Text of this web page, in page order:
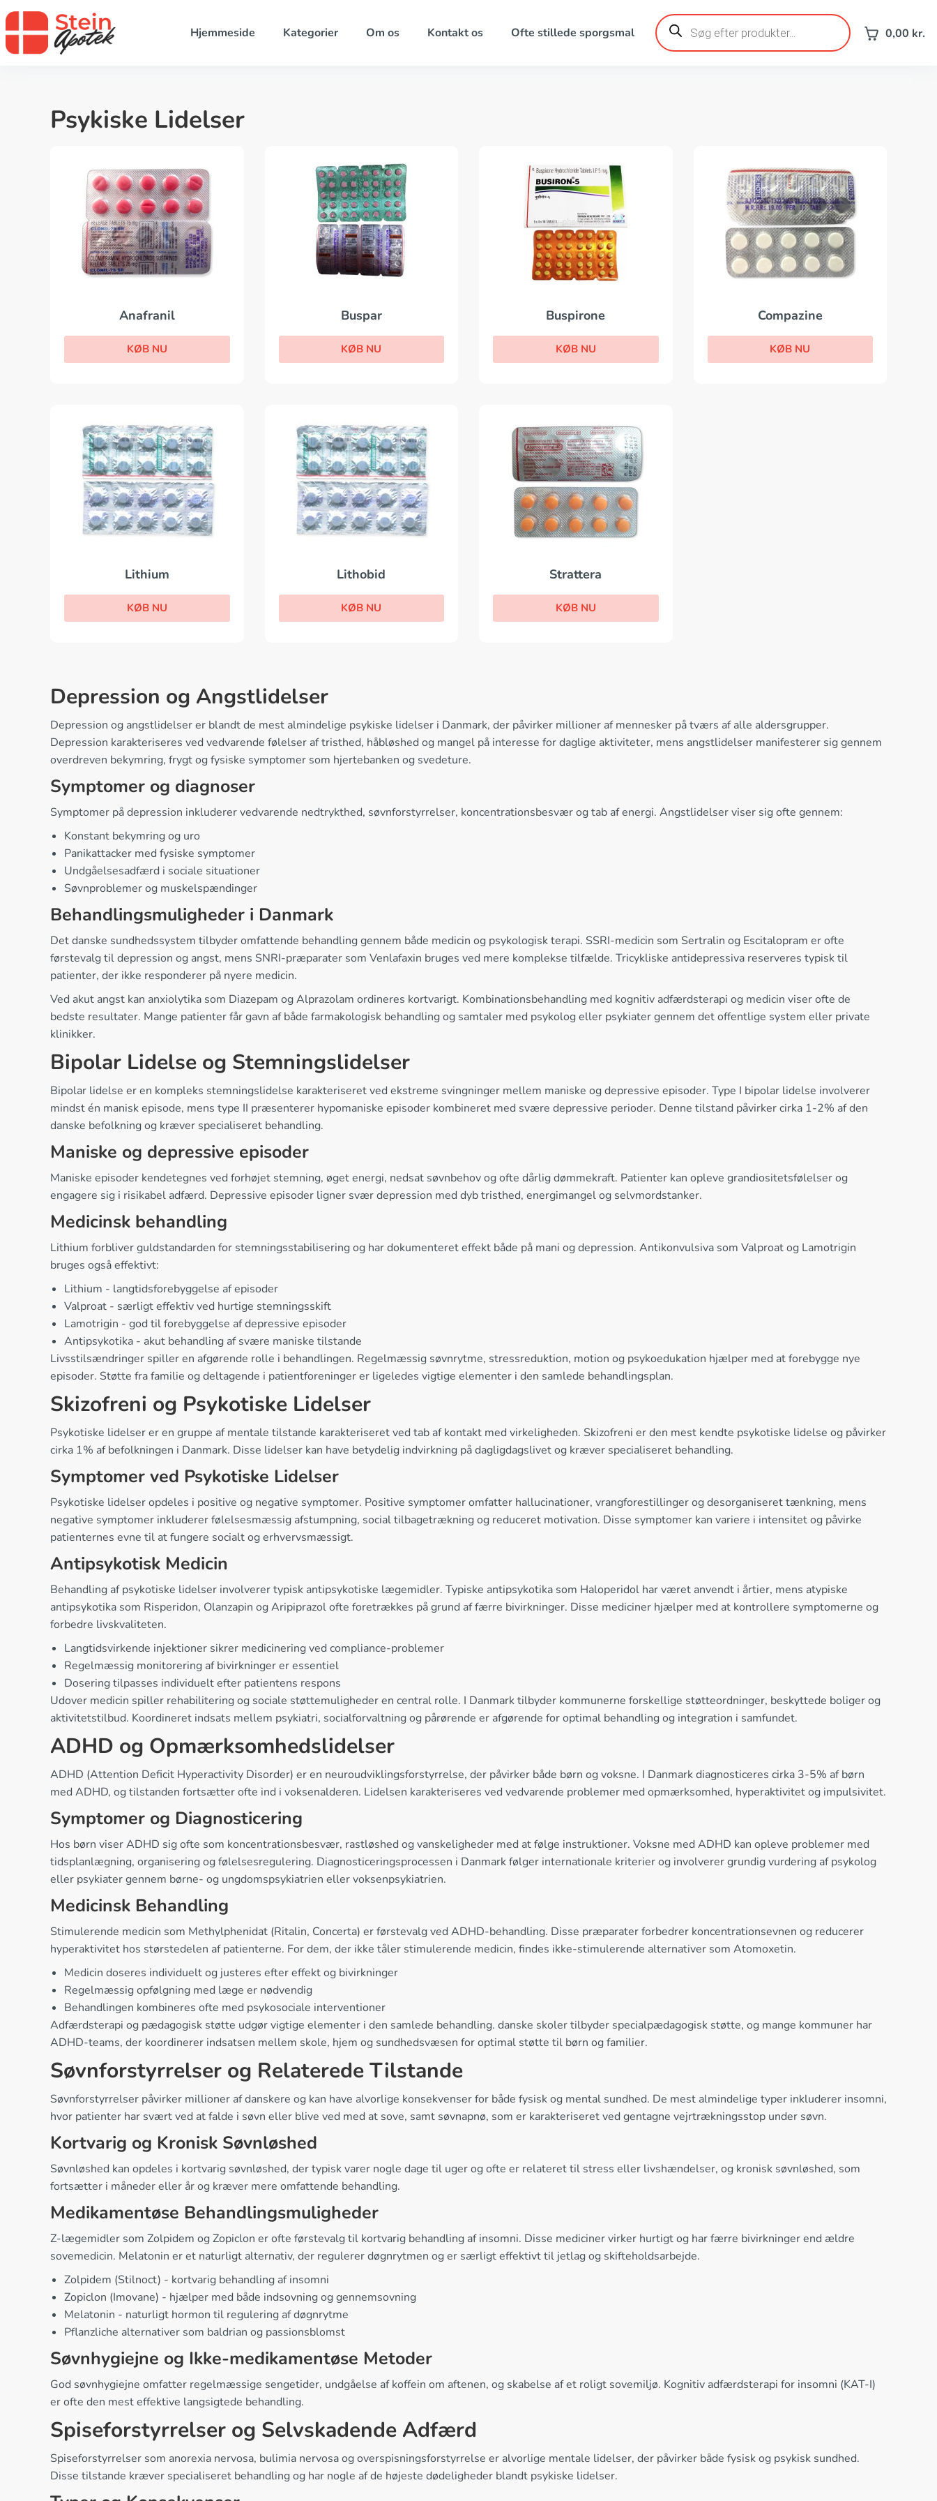
Hjemmeside Kategorier Om os Kontakt os Ofte stillede sporgsmal
Products
search 0,00 kr.
Psykiske Lidelser
Anafranil
KØB NU
Buspar
KØB NU
Buspirone
KØB NU
Compazine
KØB NU
Lithium
KØB NU
Lithobid
KØB NU
Strattera
KØB NU
Depression og Angstlidelser
Depression og angstlidelser er blandt de mest almindelige psykiske lidelser i Danmark, der påvirker millioner af mennesker på tværs af alle aldersgrupper.
Depression karakteriseres ved vedvarende følelser af tristhed, håbløshed og mangel på interesse for daglige aktiviteter, mens angstlidelser manifesterer sig gennem
overdreven bekymring, frygt og fysiske symptomer som hjertebanken og svedeture.
Symptomer og diagnoser
Symptomer på depression inkluderer vedvarende nedtrykthed, søvnforstyrrelser, koncentrationsbesvær og tab af energi. Angstlidelser viser sig ofte gennem:
Konstant bekymring og uro
Panikattacker med fysiske symptomer
Undgåelsesadfærd i sociale situationer
Søvnproblemer og muskelspændinger
Behandlingsmuligheder i Danmark
Det danske sundhedssystem tilbyder omfattende behandling gennem både medicin og psykologisk terapi. SSRI-medicin som Sertralin og Escitalopram er ofte
førstevalg til depression og angst, mens SNRI-præparater som Venlafaxin bruges ved mere komplekse tilfælde. Tricykliske antidepressiva reserveres typisk til
patienter, der ikke responderer på nyere medicin.
Ved akut angst kan anxiolytika som Diazepam og Alprazolam ordineres kortvarigt. Kombinationsbehandling med kognitiv adfærdsterapi og medicin viser ofte de
bedste resultater. Mange patienter får gavn af både farmakologisk behandling og samtaler med psykolog eller psykiater gennem det offentlige system eller private
klinikker.
Bipolar Lidelse og Stemningslidelser
Bipolar lidelse er en kompleks stemningslidelse karakteriseret ved ekstreme svingninger mellem maniske og depressive episoder. Type I bipolar lidelse involverer
mindst én manisk episode, mens type II præsenterer hypomaniske episoder kombineret med svære depressive perioder. Denne tilstand påvirker cirka 1-2% af den
danske befolkning og kræver specialiseret behandling.
Maniske og depressive episoder
Maniske episoder kendetegnes ved forhøjet stemning, øget energi, nedsat søvnbehov og ofte dårlig dømmekraft. Patienter kan opleve grandiositetsfølelser og
engagere sig i risikabel adfærd. Depressive episoder ligner svær depression med dyb tristhed, energimangel og selvmordstanker.
Medicinsk behandling
Lithium forbliver guldstandarden for stemningsstabilisering og har dokumenteret effekt både på mani og depression. Antikonvulsiva som Valproat og Lamotrigin
bruges også effektivt:
Lithium - langtidsforebyggelse af episoder
Valproat - særligt effektiv ved hurtige stemningsskift
Lamotrigin - god til forebyggelse af depressive episoder
Antipsykotika - akut behandling af svære maniske tilstande
Livsstilsændringer spiller en afgørende rolle i behandlingen. Regelmæssig søvnrytme, stressreduktion, motion og psykoedukation hjælper med at forebygge nye
episoder. Støtte fra familie og deltagende i patientforeninger er ligeledes vigtige elementer i den samlede behandlingsplan.
Skizofreni og Psykotiske Lidelser
Psykotiske lidelser er en gruppe af mentale tilstande karakteriseret ved tab af kontakt med virkeligheden. Skizofreni er den mest kendte psykotiske lidelse og påvirker
cirka 1% af befolkningen i Danmark. Disse lidelser kan have betydelig indvirkning på dagligdagslivet og kræver specialiseret behandling.
Symptomer ved Psykotiske Lidelser
Psykotiske lidelser opdeles i positive og negative symptomer. Positive symptomer omfatter hallucinationer, vrangforestillinger og desorganiseret tænkning, mens
negative symptomer inkluderer følelsesmæssig afstumpning, social tilbagetrækning og reduceret motivation. Disse symptomer kan variere i intensitet og påvirke
patienternes evne til at fungere socialt og erhvervsmæssigt.
Antipsykotisk Medicin
Behandling af psykotiske lidelser involverer typisk antipsykotiske lægemidler. Typiske antipsykotika som Haloperidol har været anvendt i årtier, mens atypiske
antipsykotika som Risperidon, Olanzapin og Aripiprazol ofte foretrækkes på grund af færre bivirkninger. Disse mediciner hjælper med at kontrollere symptomerne og
forbedre livskvaliteten.
Langtidsvirkende injektioner sikrer medicinering ved compliance-problemer
Regelmæssig monitorering af bivirkninger er essentiel
Dosering tilpasses individuelt efter patientens respons
Udover medicin spiller rehabilitering og sociale støttemuligheder en central rolle. I Danmark tilbyder kommunerne forskellige støtteordninger, beskyttede boliger og
aktivitetstilbud. Koordineret indsats mellem psykiatri, socialforvaltning og pårørende er afgørende for optimal behandling og integration i samfundet.
ADHD og Opmærksomhedslidelser
ADHD (Attention Deficit Hyperactivity Disorder) er en neuroudviklingsforstyrrelse, der påvirker både børn og voksne. I Danmark diagnosticeres cirka 3-5% af børn
med ADHD, og tilstanden fortsætter ofte ind i voksenalderen. Lidelsen karakteriseres ved vedvarende problemer med opmærksomhed, hyperaktivitet og impulsivitet.
Symptomer og Diagnosticering
Hos børn viser ADHD sig ofte som koncentrationsbesvær, rastløshed og vanskeligheder med at følge instruktioner. Voksne med ADHD kan opleve problemer med
tidsplanlægning, organisering og følelsesregulering. Diagnosticeringsprocessen i Danmark følger internationale kriterier og involverer grundig vurdering af psykolog
eller psykiater gennem børne- og ungdomspsykiatrien eller voksenpsykiatrien.
Medicinsk Behandling
Stimulerende medicin som Methylphenidat (Ritalin, Concerta) er førstevalg ved ADHD-behandling. Disse præparater forbedrer koncentrationsevnen og reducerer
hyperaktivitet hos størstedelen af patienterne. For dem, der ikke tåler stimulerende medicin, findes ikke-stimulerende alternativer som Atomoxetin.
Medicin doseres individuelt og justeres efter effekt og bivirkninger
Regelmæssig opfølgning med læge er nødvendig
Behandlingen kombineres ofte med psykosociale interventioner
Adfærdsterapi og pædagogisk støtte udgør vigtige elementer i den samlede behandling. danske skoler tilbyder specialpædagogisk støtte, og mange kommuner har
ADHD-teams, der koordinerer indsatsen mellem skole, hjem og sundhedsvæsen for optimal støtte til børn og familier.
Søvnforstyrrelser og Relaterede Tilstande
Søvnforstyrrelser påvirker millioner af danskere og kan have alvorlige konsekvenser for både fysisk og mental sundhed. De mest almindelige typer inkluderer insomni,
hvor patienter har svært ved at falde i søvn eller blive ved med at sove, samt søvnapnø, som er karakteriseret ved gentagne vejrtrækningsstop under søvn.
Kortvarig og Kronisk Søvnløshed
Søvnløshed kan opdeles i kortvarig søvnløshed, der typisk varer nogle dage til uger og ofte er relateret til stress eller livshændelser, og kronisk søvnløshed, som
fortsætter i måneder eller år og kræver mere omfattende behandling.
Medikamentøse Behandlingsmuligheder
Z-lægemidler som Zolpidem og Zopiclon er ofte førstevalg til kortvarig behandling af insomni. Disse mediciner virker hurtigt og har færre bivirkninger end ældre
sovemedicin. Melatonin er et naturligt alternativ, der regulerer døgnrytmen og er særligt effektivt til jetlag og skifteholdsarbejde.
Zolpidem (Stilnoct) - kortvarig behandling af insomni
Zopiclon (Imovane) - hjælper med både indsovning og gennemsovning
Melatonin - naturligt hormon til regulering af døgnrytme
Pflanzliche alternativer som baldrian og passionsblomst
Søvnhygiejne og Ikke-medikamentøse Metoder
God søvnhygiejne omfatter regelmæssige sengetider, undgåelse af koffein om aftenen, og skabelse af et roligt sovemiljø. Kognitiv adfærdsterapi for insomni (KAT-I)
er ofte den mest effektive langsigtede behandling.
Spiseforstyrrelser og Selvskadende Adfærd
Spiseforstyrrelser som anorexia nervosa, bulimia nervosa og overspisningsforstyrrelse er alvorlige mentale lidelser, der påvirker både fysisk og psykisk sundhed.
Disse tilstande kræver specialiseret behandling og har nogle af de højeste dødeligheder blandt psykiske lidelser.